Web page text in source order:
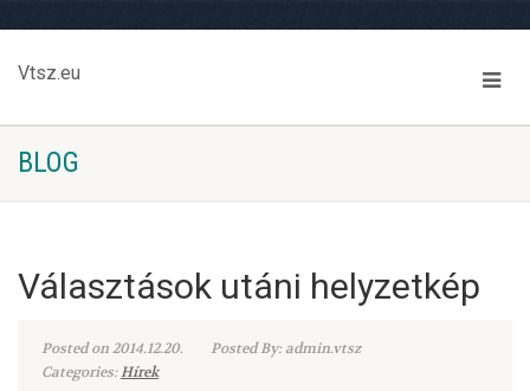
Vtsz.eu
BLOG
Választások utáni helyzetkép
Posted on 2014.12.20.
Posted By: admin.vtsz
Categories:Hírek